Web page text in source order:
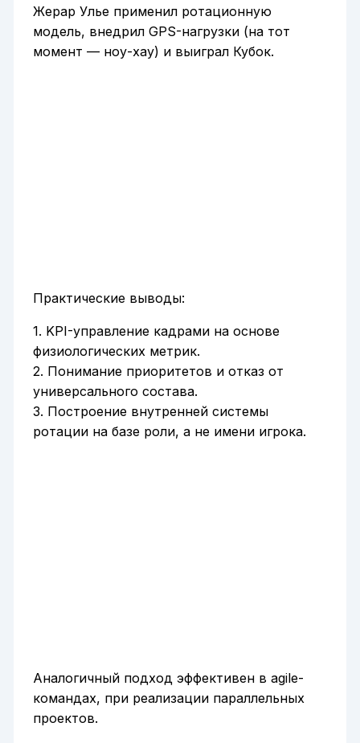
Жерар Улье применил ротационную
модель, внедрил GPS-нагрузки (на тот
момент — ноу-хау) и выиграл Кубок.
Практические выводы:
1. KPI-управление кадрами на основе
физиологических метрик.
2. Понимание приоритетов и отказ от
универсального состава.
3. Построение внутренней системы
ротации на базе роли, а не имени игрока.
Аналогичный подход эффективен в agile-
командах, при реализации параллельных
проектов.